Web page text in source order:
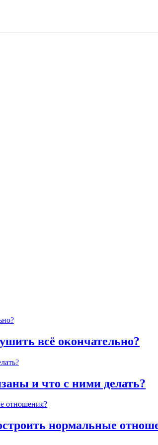
всё окончательно?
и что с ними делать?
нормальные